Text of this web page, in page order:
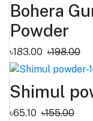
Bohera
Powder
৳183.00 ৳198.00
Shimul
৳65.10 ৳155.00